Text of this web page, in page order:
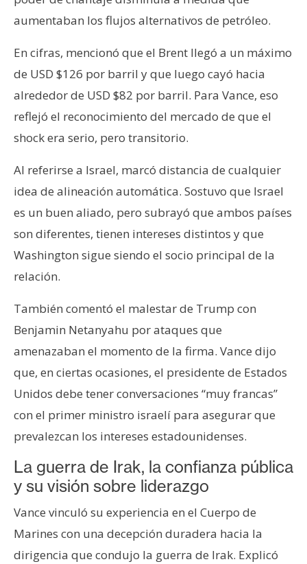
aumentaban los flujos alternativos de petróleo.
En cifras, mencionó que el Brent llegó a un máximo
de USD $126 por barril y que luego cayó hacia
alrededor de USD $82 por barril. Para Vance, eso
reflejó el reconocimiento del mercado de que el
shock era serio, pero transitorio.
Al referirse a Israel, marcó distancia de cualquier
idea de alineación automática. Sostuvo que Israel
es un buen aliado, pero subrayó que ambos países
son diferentes, tienen intereses distintos y que
Washington sigue siendo el socio principal de la
relación.
También comentó el malestar de Trump con
Benjamin Netanyahu por ataques que
amenazaban el momento de la firma. Vance dijo
que, en ciertas ocasiones, el presidente de Estados
Unidos debe tener conversaciones “muy francas”
con el primer ministro israelí para asegurar que
prevalezcan los intereses estadounidenses.
La guerra de Irak, la confianza pública
y su visión sobre liderazgo
Vance vinculó su experiencia en el Cuerpo de
Marines con una decepción duradera hacia la
dirigencia que condujo la guerra de Irak. Explicó